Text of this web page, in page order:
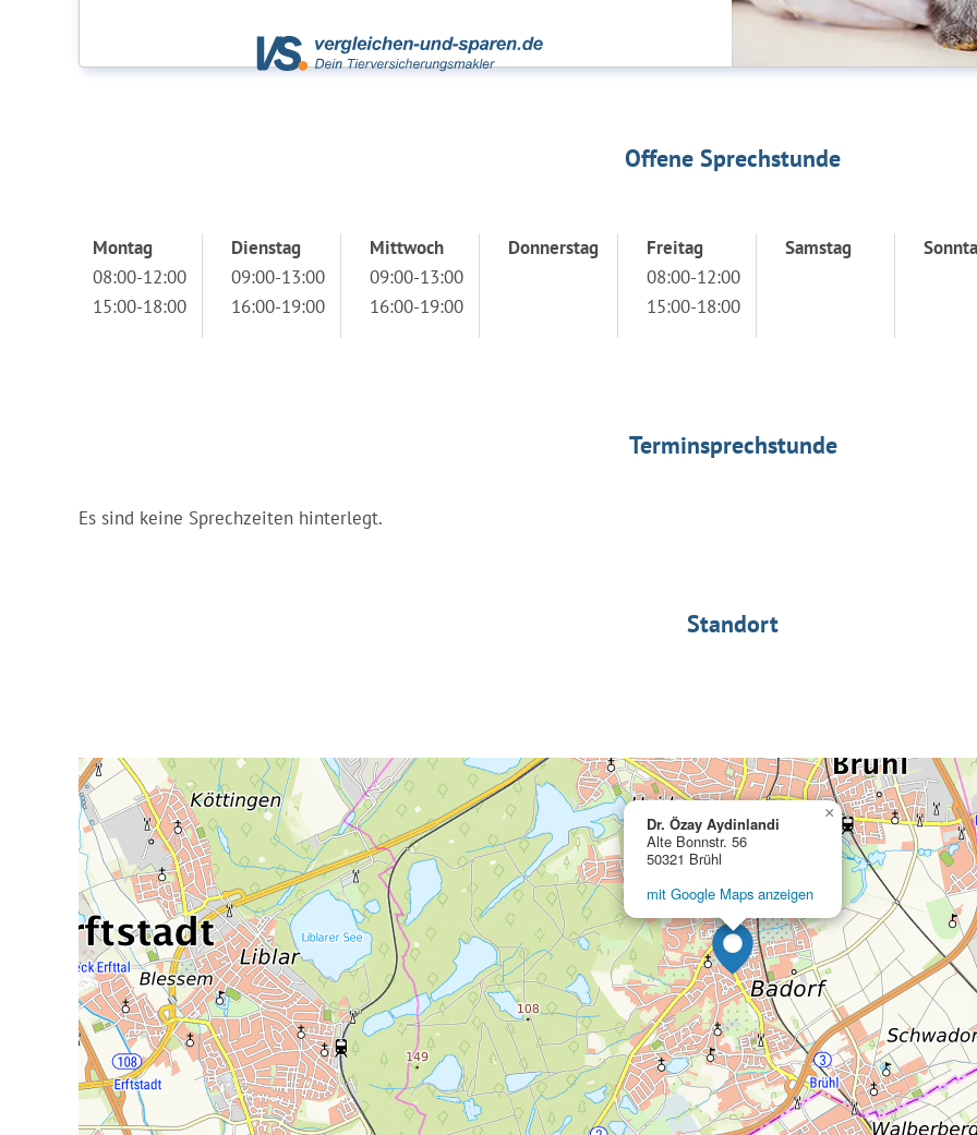
Offene Sprechstunde
Montag
08:00-12:00
15:00-18:00
Dienstag
09:00-13:00
16:00-19:00
Mittwoch
09:00-13:00
16:00-19:00
Donnerstag
Freitag
08:00-12:00
15:00-18:00
Samstag
Terminsprechstunde
Es sind keine Sprechzeiten hinterlegt.
Standort
Dr. Özay Aydinlandi
Alte Bonnstr. 56
50321 Brühl
mit Google Maps anzeigen
×